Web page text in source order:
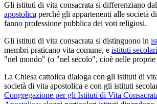
Gli istituti di vita consacrata si differenziano
apostolica perché gli appartenenti alle società
fanno professione pubblica dei voti religiosi.
Gli istituti di vita consacrata si distinguono in
membri praticano vita comune, e istituti secolari
"nel mondo" (o "nel secolo", cioè nelle proprie
La Chiesa cattolica dialoga con gli istituti di
società di vita apostolica e con gli istituti
Congregazione per gli Istituti di Vita